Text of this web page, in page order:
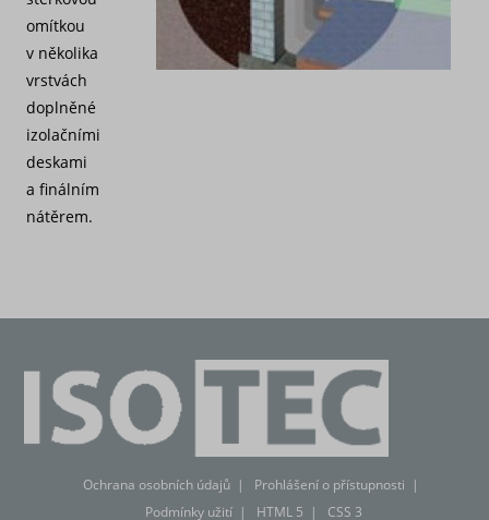
omítkou
v několika
vrstvách
doplněné
izolačními
deskami
a finálním
nátěrem.
Ochrana osobních údajů
Prohlášení o přístupnosti
Podmínky užití
HTML 5 CSS 3